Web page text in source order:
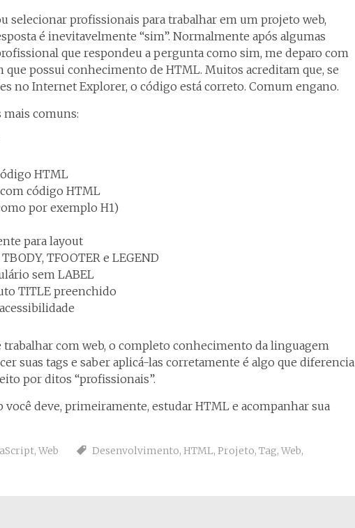
selecionar profissionais para trabalhar em um projeto web,
é inevitavelmente “sim”. Normalmente após algumas
que respondeu a pergunta como sim, me deparo com
possui conhecimento de HTML. Muitos acreditam que, se
no Internet Explorer, o código está correto. Comum engano.
comuns:
HTML
código HTML
por exemplo H1)
para layout
TFOOTER e LEGEND
sem LABEL
TITLE preenchido
trabalhar com web, o completo conhecimento da linguagem
suas tags e saber aplicá-las corretamente é algo que diferencia
por ditos “profissionais”.
deve, primeiramente, estudar HTML e acompanhar sua
, Web Desenvolvimento, HTML, Projeto, Tag, Web,